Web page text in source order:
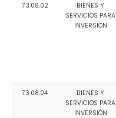
73.08.02
BIENES Y
SERVICIOS PARA
INVERSIÓN
73.08.04
BIENES Y
SERVICIOS PARA
INVERSIÓN